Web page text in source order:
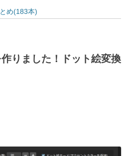
め(183本)
りました！ドット絵変換